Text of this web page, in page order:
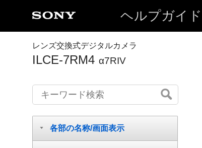
ヘルプガイド
レンズ交換式デジタルカメラ
ILCE-7RM4 α7RIV
各部の名称/画面表示